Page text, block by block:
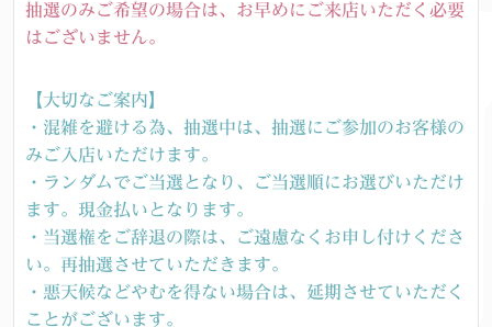
抽選のみご希望の場合は、お早めにご来店いただく必要
はございません。
【大切なご案内】
・混雑を避ける為、抽選中は、抽選にご参加のお客様の
みご入店いただけます。
・ランダムでご当選となり、ご当選順にお選びいただけ
ます。現金払いとなります。
・当選権をご辞退の際は、ご遠慮なくお申し付けくださ
い。再抽選させていただきます。
・悪天候などやむを得ない場合は、延期させていただく
ことがございます。